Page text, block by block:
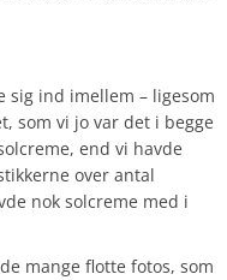
sig ind imellem – ligesom
som vi jo var det i begge
end vi havde
over antal
nok solcreme med i
mange flotte fotos, som